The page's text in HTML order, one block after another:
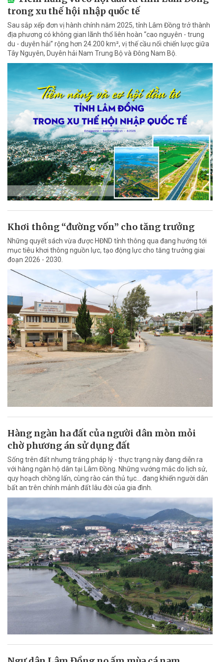
trong xu thế hội nhập quốc tế
Sau sắp xếp đơn vị hành chính năm 2025, tỉnh Lâm Đồng trở thành
địa phương có không gian lãnh thổ liên hoàn “cao nguyên - trung
du - duyên hải” rộng hơn 24.200 km², vị thế cầu nối chiến lược giữa
Tây Nguyên, Duyên hải Nam Trung Bộ và Đông Nam Bộ.
Khơi thông “đường vốn” cho tăng trưởng
Những quyết sách vừa được HĐND tỉnh thông qua đang hướng tới
mục tiêu khơi thông nguồn lực, tạo động lực cho tăng trưởng giai
đoạn 2026 - 2030.
Hàng ngàn ha đất của người dân mòn mỏi
chờ phương án sử dụng đất
Sống trên đất nhưng trắng pháp lý - thực trạng này đang diễn ra
với hàng ngàn hộ dân tại Lâm Đồng. Những vướng mắc do lịch sử,
quy hoạch chồng lấn, cùng rào cản thủ tục… đang khiến người dân
bất an trên chính mảnh đất lâu đời của gia đình.